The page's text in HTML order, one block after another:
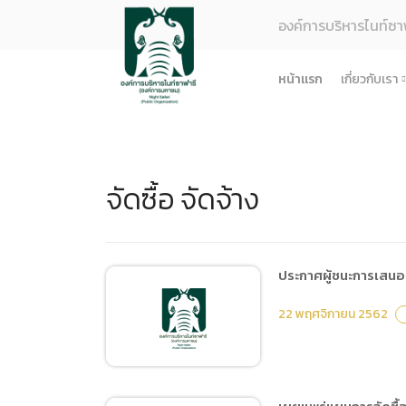
องค์การบริหารไนท์ซ
หน้าแรก เกี่ยวกับเรา
ข้อมูล
การจั
ข้อบัง
จัดซื้อ จัดจ้าง
ประกาศผู้ชนะการเส
22 พฤศจิกายน 2562